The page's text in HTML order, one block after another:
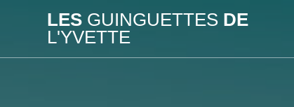
LES GUINGUETTES DE
L'YVETTE